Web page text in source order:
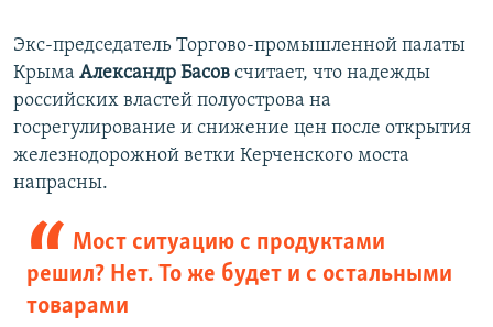
Экс-председатель Торгово-промышленной палаты
Крыма Александр Басов считает, что надежды
российских властей полуострова на
госрегулирование и снижение цен после открытия
железнодорожной ветки Керченского моста
напрасны.
Мост ситуацию с продуктами
решил? Нет. То же будет и с остальными
товарами